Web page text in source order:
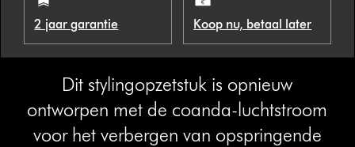
2 jaar garantie Koop nu, betaal later
Dit stylingopzetstuk is opnieuw
ontworpen met de coanda-luchtstroom
voor het verbergen van opspringende